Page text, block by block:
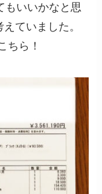
もいいかなと思
ていました。
ちら！